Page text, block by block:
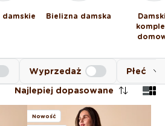
damskie Bielizna damska
Płeć
Wyprzedaż
Najlepiej dopasowane
Nowość